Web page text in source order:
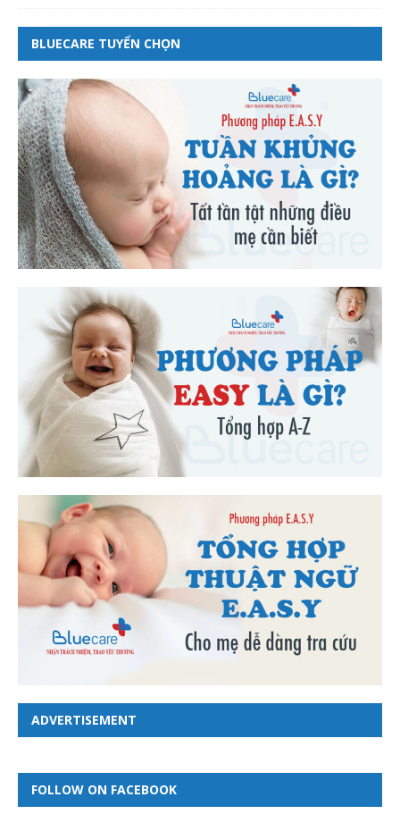
BLUECARE TUYỂN CHỌN
ADVERTISEMENT
FOLLOW ON FACEBOOK